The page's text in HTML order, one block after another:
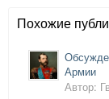
Похожие
Армии
Автор: